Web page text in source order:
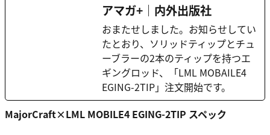
アマガ+｜内外出版社
おまたせしました。お知らせしてい
たとおり、ソリッドティップとチュ
ーブラーの2本のティップを持つエ
ギングロッド、「LML MOBAILE4
EGING-2TIP」注文開始です。
MajorCraft×LML MOBILE4 EGING-2TIP スペック